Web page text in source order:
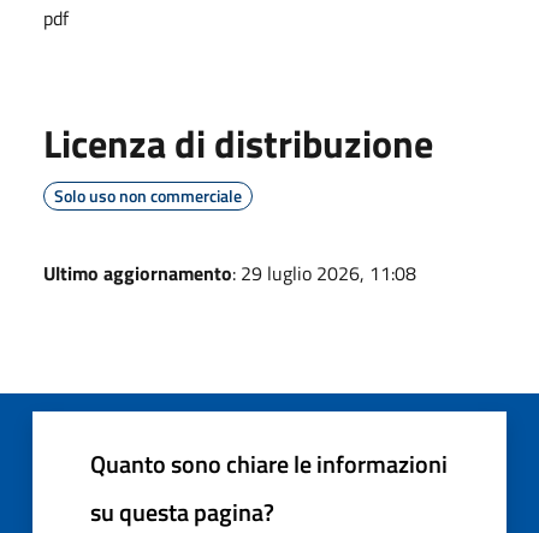
pdf
Licenza di distribuzione
Solo uso non commerciale
Ultimo aggiornamento: 29 luglio 2026, 11:08
Quanto sono chiare le informazioni
su questa pagina?